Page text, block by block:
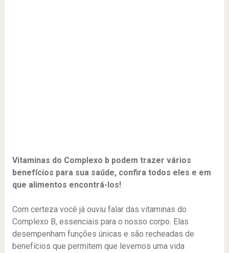
Vitaminas do Complexo b podem trazer vários
benefícios para sua saúde, confira todos eles e em
que alimentos encontrá-los!
Com certeza você já ouviu falar das vitaminas do
Complexo B, essenciais para o nosso corpo. Elas
desempenham funções únicas e são recheadas de
benefícios que permitem que levemos uma vida